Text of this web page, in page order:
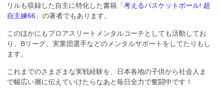
リルも収録した自主に特化した書籍「考えるバスケットボール! 超
自主練66 」の著者でもあります。
このほかにもプロアスリートメンタルコーチとしても活動してお
り、Bリーグ、実業団選手などのメンタルサポートをしてたりもし
ます。
これまでのさまざまな実戦経験を、日本各地の子供から社会人ま
で幅広い層に伝えていけたらなあと毎日全力で奮闘中です！